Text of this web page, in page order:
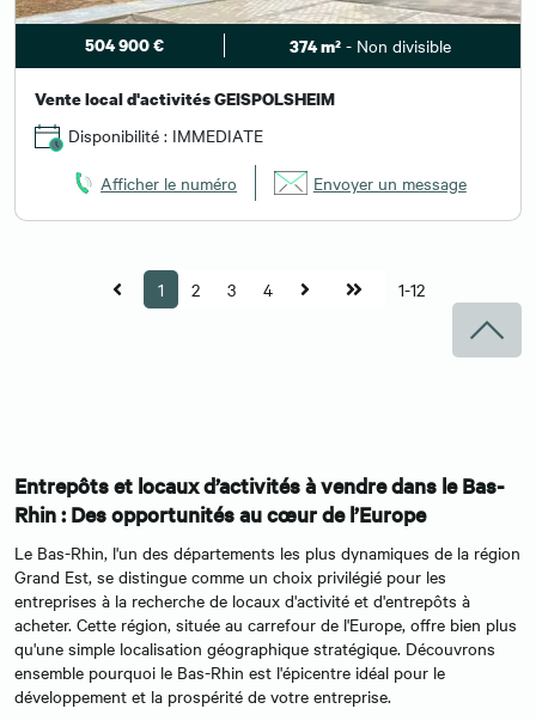
504 900 € 374 m² - Non divisible
Vente local d'activités GEISPOLSHEIM
Disponibilité : IMMEDIATE
Afficher le numéro Envoyer un message
1 2 3 4 1-12
Entrepôts et locaux d’activités à vendre dans le Bas-
Rhin : Des opportunités au cœur de l’Europe
Le Bas-Rhin, l'un des départements les plus dynamiques de la région
Grand Est, se distingue comme un choix privilégié pour les
entreprises à la recherche de locaux d'activité et d'entrepôts à
acheter. Cette région, située au carrefour de l'Europe, offre bien plus
qu'une simple localisation géographique stratégique. Découvrons
ensemble pourquoi le Bas-Rhin est l'épicentre idéal pour le
développement et la prospérité de votre entreprise.